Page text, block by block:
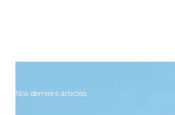
Nos derniers articles